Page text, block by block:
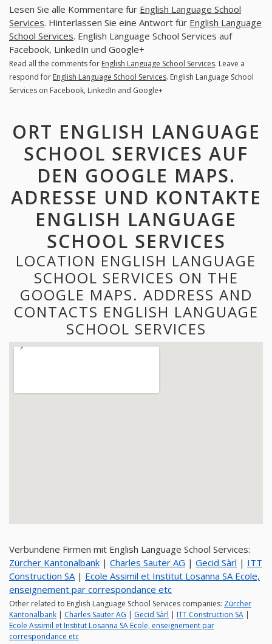
Lesen Sie alle Kommentare für English Language School
Services. Hinterlassen Sie eine Antwort für English Language
School Services. English Language School Services auf
Facebook, LinkedIn und Google+
Read all the comments for English Language School Services. Leave a
respond for English Language School Services. English Language School
Services on Facebook, LinkedIn and Google+
ORT ENGLISH LANGUAGE
SCHOOL SERVICES AUF
DEN GOOGLE MAPS.
ADRESSE UND KONTAKTE
ENGLISH LANGUAGE
SCHOOL SERVICES
LOCATION ENGLISH LANGUAGE
SCHOOL SERVICES ON THE
GOOGLE MAPS. ADDRESS AND
CONTACTS ENGLISH LANGUAGE
SCHOOL SERVICES
Verbundene Firmen mit English Language School Services:
Zürcher Kantonalbank | Charles Sauter AG | Gecid Sàrl | ITT
Construction SA| Ecole Assimil et Institut Losanna SA Ecole,
enseignement par correspondance etc
Other related to English Language School Services companies: Zürcher
Kantonalbank | Charles Sauter AG | Gecid Sàrl | ITT Construction SA |
Ecole Assimil et Institut Losanna SA Ecole, enseignement par
correspondance etc